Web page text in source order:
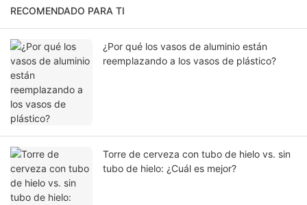
RECOMENDADO PARA TI
¿Por qué los vasos de aluminio están
reemplazando a los vasos de plástico?
Torre de cerveza con tubo de hielo vs. sin
tubo de hielo: ¿Cuál es mejor?